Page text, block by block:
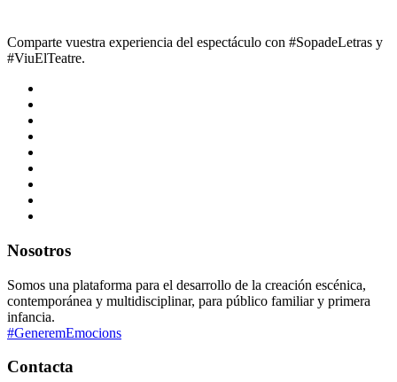
Comparte vuestra experiencia del espectáculo con #SopadeLetras y
#ViuElTeatre.
Nosotros
Somos una plataforma para el desarrollo de la creación escénica,
contemporánea y multidisciplinar, para público familiar y primera
infancia.
#GeneremEmocions
Contacta